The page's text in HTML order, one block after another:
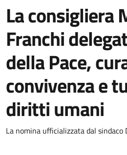
La consigliera
Franchi
della Pace,
convivenza e
diritti umani
Dettagli del
La nomina ufficializzata dal sindaco